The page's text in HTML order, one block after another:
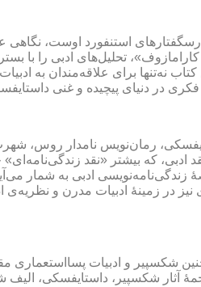
استنفورد اوست، نگاهی
تحلیل‌های ادبی را با
نه‌تنها برای علاقه‌مندان به
فکری در دنیای پیچیده و غنی
رمان‌نویس نامدار روس،
ادبی، که بیشتر «نقد
که بین سال‌های ۱۹۷۶ تا ۲۰۰۲ به چاپ رسید، شاهکاری در عرصۀ
نیز در زمینۀ ادبیات مدرن و
شکسپیر و ادبیات پسااستعماری
شکسپیر، داستایفسکی، الیف